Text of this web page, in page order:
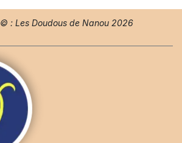
© : Les Doudous de Nanou 2026